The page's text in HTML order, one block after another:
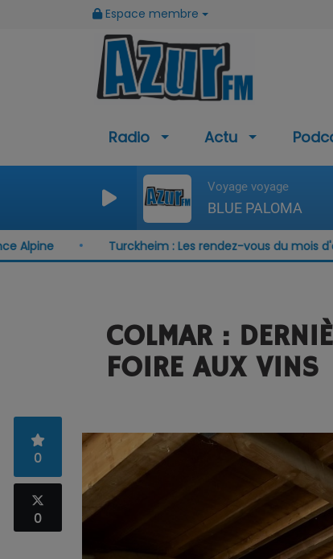
Espace membre
Radio Actu
Voyage voyage
BLUE PALOMA
Turckheim : Les rendez-vous du mois d'août
COLMAR :
FOIRE AUX VINS
0
0